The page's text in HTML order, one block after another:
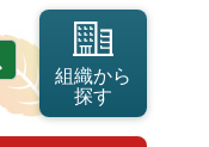
組織から
探す